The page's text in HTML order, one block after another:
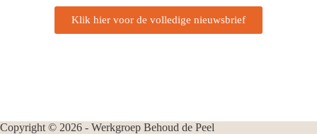
Klik hier voor de volledige nieuwsbrief
Copyright © 2026 - Werkgroep Behoud de Peel